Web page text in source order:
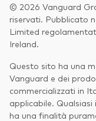
© 2026 Vanguard
riservati. Pubblicato
Limited
Ireland.
Questo sito ha una
Vanguard e dei
commercializzati in
applicabile.
ha una finalità